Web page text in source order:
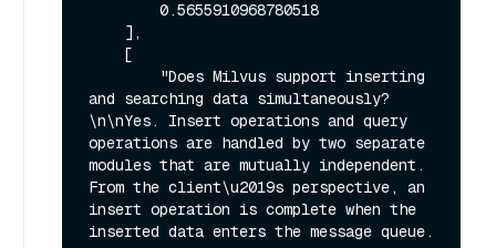
and searching data simultaneously?
\n\nYes. Insert operations and query
operations are handled by two separate
modules that are mutually independent.
From the client\u2019s perspective, an
insert operation is complete when the
inserted data enters the message queue.